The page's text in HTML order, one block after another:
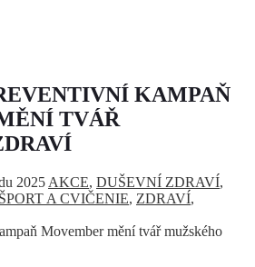
KAMPAŇ
TVÁŘ
2025 AKCE, DUŠEVNÍ ZDRAVÍ,
ŠPORT A CVIČENIE, ZDRAVÍ,